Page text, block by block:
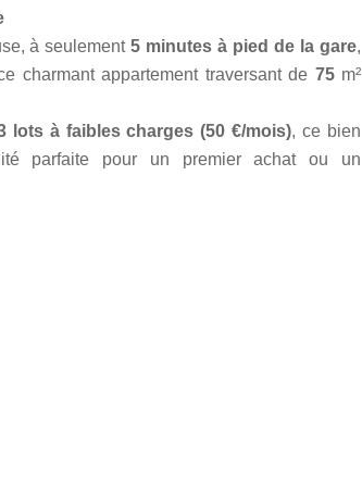
à seulement5 minutes à pied de la gare,
charmant appartement traversant de 75 m²
lots à faibles charges (50 €/mois), ce bien
parfaite pour un premier achat ou un